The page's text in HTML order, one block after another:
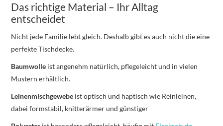
Das richtige Material – Ihr Alltag
entscheidet
Nicht jede Familie lebt gleich. Deshalb gibt es auch nicht die eine
perfekte Tischdecke.
Baumwolle ist angenehm natürlich, pflegeleicht und in vielen
Mustern erhältlich.
Leinenmischgewebe ist optisch und haptisch wie Reinleinen,
dabei formstabil, knitterärmer und günstiger